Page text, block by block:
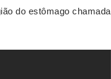
do estômago chamada